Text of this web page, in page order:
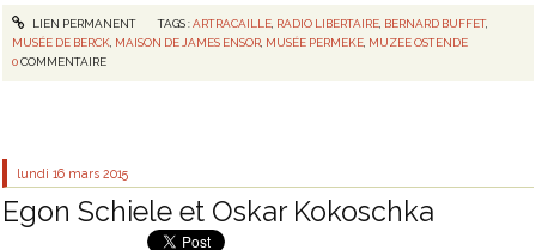
LIEN PERMANENT TAGS :ARTRACAILLE, RADIO LIBERTAIRE, BERNARD BUFFET,
MUSÉE DE BERCK, MAISON DE JAMES ENSOR, MUSÉE PERMEKE, MUZEE OSTENDE
0COMMENTAIRE
lundi 16 mars 2015
Egon Schiele et Oskar Kokoschka